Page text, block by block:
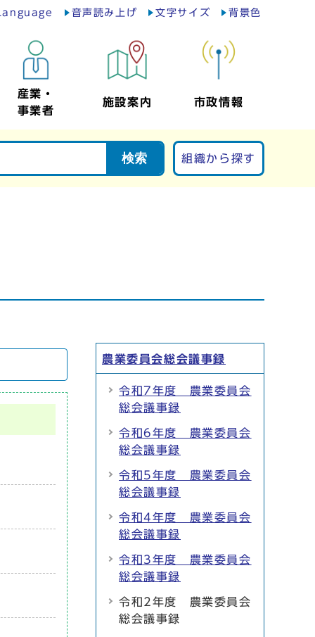
音声読み上げ 文字サイズ 背景色
産業・
事業者
施設案内 市政情報
検索 組織から探す
農業委員会総会議事録
令和7年度 農業委員会
総会議事録
令和6年度 農業委員会
総会議事録
令和5年度 農業委員会
総会議事録
令和4年度 農業委員会
総会議事録
令和3年度 農業委員会
総会議事録
令和2年度 農業委員会
総会議事録